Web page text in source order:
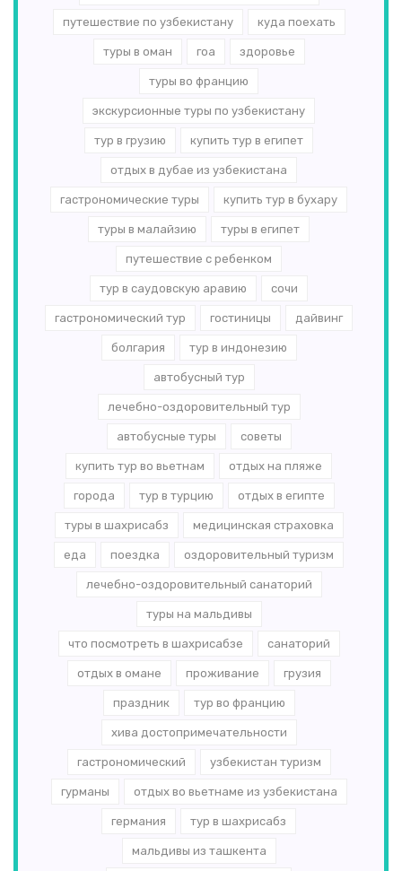
путешествие по узбекистану куда поехать
туры в оман гоа здоровье
туры во францию
экскурсионные туры по узбекистану
тур в грузию купить тур в египет
отдых в дубае из узбекистана
гастрономические туры купить тур в бухару
туры в малайзию туры в египет
путешествие с ребенком
тур в саудовскую аравию сочи
гастрономический тур гостиницы дайвинг
болгария тур в индонезию
автобусный тур
лечебно-оздоровительный тур
автобусные туры советы
купить тур во вьетнам отдых на пляже
города тур в турцию отдых в египте
туры в шахрисабз медицинская страховка
еда поездка оздоровительный туризм
лечебно-оздоровительный санаторий
туры на мальдивы
что посмотреть в шахрисабзе санаторий
отдых в омане проживание грузия
праздник тур во францию
хива достопримечательности
гастрономический узбекистан туризм
гурманы отдых во вьетнаме из узбекистана
германия тур в шахрисабз
мальдивы из ташкента